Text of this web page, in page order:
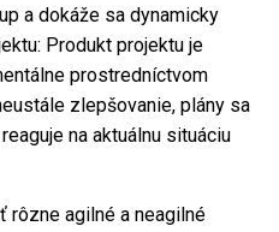
a dokáže sa dynamicky
Produkt projektu je
prostredníctvom
zlepšovanie, plány sa
na aktuálnu situáciu
rôzne agilné a neagilné